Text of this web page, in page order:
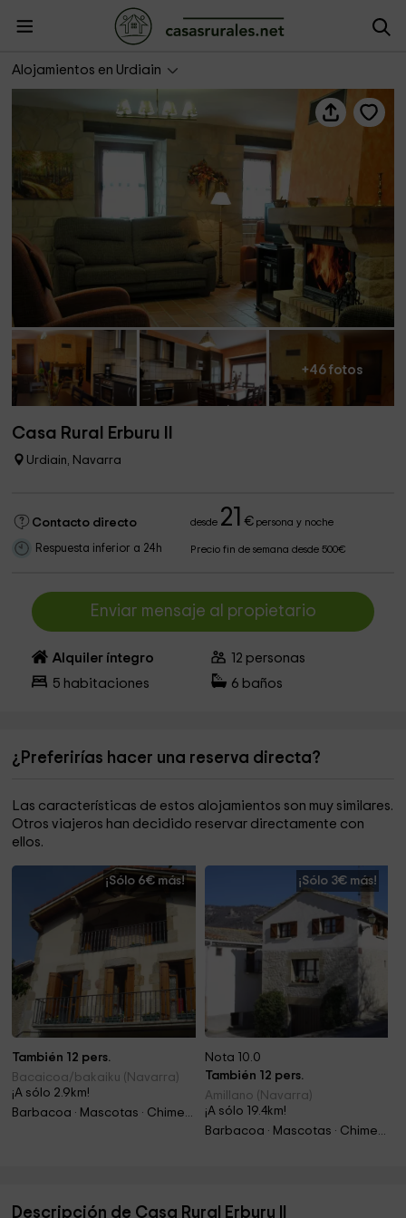
Alojamientos en Urdiain
Casa Rural Erburu Il
+46 fotos
Casa Rural Erburu Il
Urdiain, Navarra
Contacto directo desde 21 €persona y noche
Respuesta inferior a 24h Precio fin de semana desde 500€
Enviar mensaje al propietario
Alquiler íntegro 12 personas
5 habitaciones 6 baños
¿Preferirías hacer una reserva directa?
Las características de estos alojamientos son muy similares.
Otros viajeros han decidido reservar directamente con
ellos.
¡Sólo 6€ más!
También 12 pers.
Bacaicoa/bakaiku (Navarra)
¡A sólo 2.9km!
Barbacoa · Mascotas · Chimenea
¡Sólo 3€ más!
Nota 10.0
También 12 pers.
Amillano (Navarra)
¡A sólo 19.4km!
Barbacoa · Mascotas · Chimenea
Descripción de Casa Rural Erburu Il